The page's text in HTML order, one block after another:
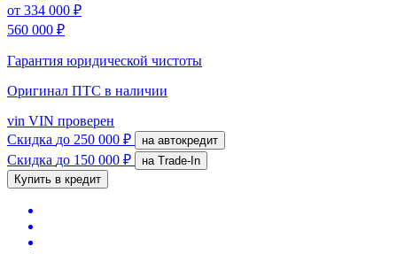
от 334 000 ₽
560 000 ₽
Гарантия юридической чистоты
Оригинал ПТС в наличии
vin VIN проверен
Скидка до 250 000 ₽ на автокредит
Скидка до 150 000 ₽
на Trade-In
Купить в кредит